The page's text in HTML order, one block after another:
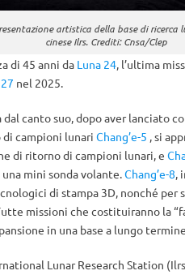
artistica della base di ricerca
cinese Ilrs. Crediti: Cnsa/Clep
di 45 anni da Luna 24, l’ultima
nel 2025.
dal canto suo, dopo aver lanciato
campioni lunari Chang’e-5 , si
di ritorno di campioni lunari, e
una mini sonda volante.Chang’e-8,
di stampa 3D, nonché
missioni che costituiranno la
in una base a lungo
Lunar Research Station